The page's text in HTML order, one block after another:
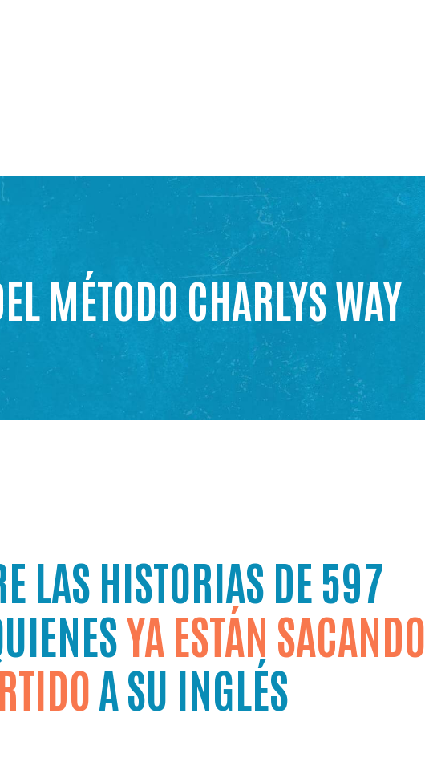
MÉTODO CHARLYS WAY
LAS HISTORIAS DE 597
YA ESTÁN SACANDO
A SU INGLÉS